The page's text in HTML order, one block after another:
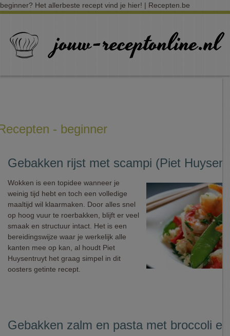
beginner? Het allerbeste recept vind je hier! | Recepten.be
- beginner
Gebakken rijst met scampi (Piet
Wokken is een topidee wanneer je
weinig tijd hebt en toch een volledige
maaltijd wil klaarmaken. Door alles snel
op hoog vuur te roerbakken, blijft er veel
smaak en structuur intact. Het is een
bereidingswijze waar je werkelijk alle
kanten mee op kan, al houdt Piet
Huysentruyt het graag simpel in dit
oosters getinte recept.
Gebakken zalm en pasta met broccoli